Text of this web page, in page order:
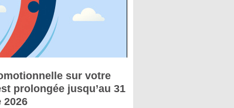
sur votre
prolongée jusqu’au 31
2026